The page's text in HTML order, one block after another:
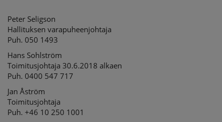
Peter Seligson
Hallituksen varapuheenjohtaja
Puh. 050 1493
Hans Sohlström
Toimitusjohtaja 30.6.2018 alkaen
Puh. 0400 547 717
Jan Åström
Toimitusjohtaja
Puh. +46 10 250 1001